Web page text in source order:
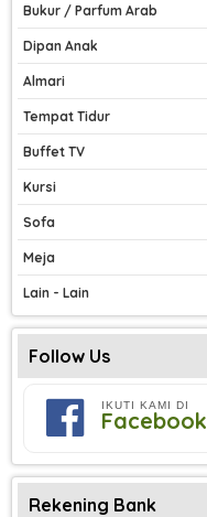
Bukur / Parfum Arab
Dipan Anak
Almari
Tempat Tidur
Buffet TV
Kursi
Sofa
Meja
Lain - Lain
Follow Us
IKUTI KAMI DI
Facebook
Rekening Bank